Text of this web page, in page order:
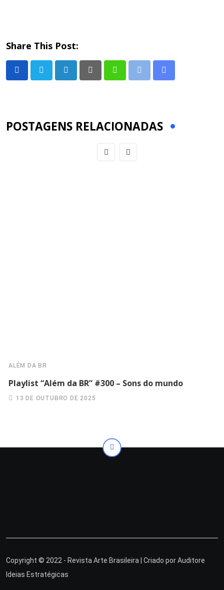
Share This Post:
POSTAGENS RELACIONADAS
ALÉM DA BR
Playlist “Além da BR” #300 – Sons do mundo
13 DE OUTUBRO DE 2025
Copyright © 2022 - Revista Arte Brasileira | Criado porAuditore
Ideias Estratégicas